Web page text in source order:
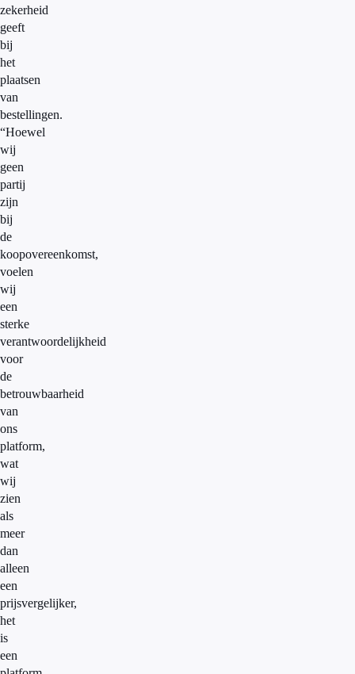
zekerheid
geeft
bij
het
plaatsen
van
bestellingen.
“Hoewel
wij
geen
partij
zijn
bij
de
koopovereenkomst,
voelen
wij
een
sterke
verantwoordelijkheid
voor
de
betrouwbaarheid
van
ons
platform,
wat
wij
zien
als
meer
dan
alleen
een
prijsvergelijker,
het
is
een